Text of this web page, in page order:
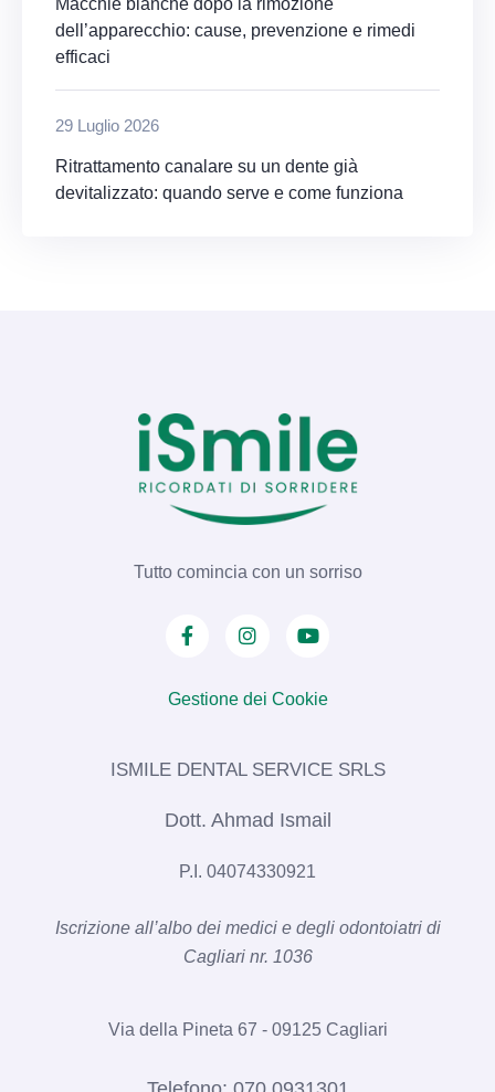
Macchie bianche dopo la rimozione
dell’apparecchio: cause, prevenzione e rimedi
efficaci
29 Luglio 2026
Ritrattamento canalare su un dente già
devitalizzato: quando serve e come funziona
Tutto comincia con un sorriso
Gestione dei Cookie
ISMILE DENTAL SERVICE SRLS​
Dott. Ahmad Ismail
P.I. 04074330921
Iscrizione all’albo dei medici e degli odontoiatri di
Cagliari nr. 1036​
Via della Pineta 67 - 09125 Cagliari